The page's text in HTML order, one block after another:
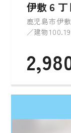
伊敷６
鹿児島市伊
／建物